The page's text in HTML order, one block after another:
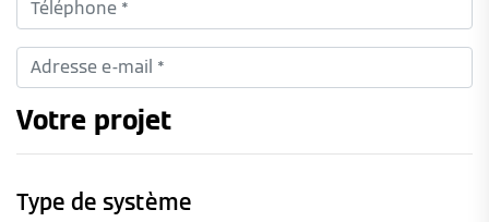
Votre projet
Type de système